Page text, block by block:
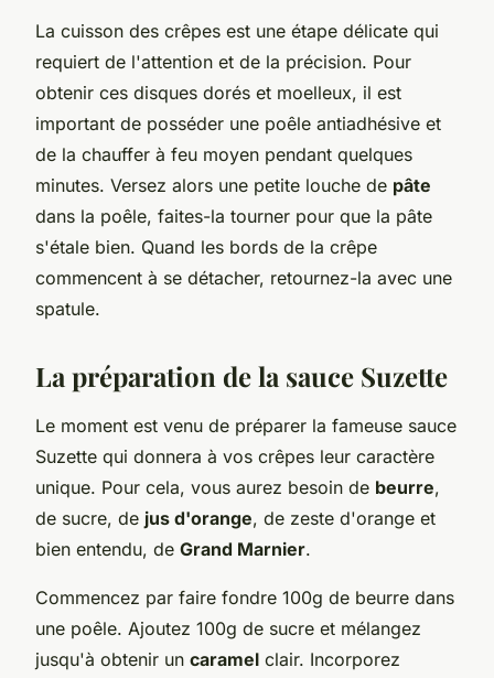
La cuisson des crêpes est une étape délicate qui
requiert de l'attention et de la précision. Pour
obtenir ces disques dorés et moelleux, il est
important de posséder une poêle antiadhésive et
de la chauffer à feu moyen pendant quelques
minutes. Versez alors une petite louche de pâte
dans la poêle, faites-la tourner pour que la pâte
s'étale bien. Quand les bords de la crêpe
commencent à se détacher, retournez-la avec une
spatule.
La préparation de la sauce Suzette
Le moment est venu de préparer la fameuse sauce
Suzette qui donnera à vos crêpes leur caractère
unique. Pour cela, vous aurez besoin de beurre,
de sucre, de jus d'orange, de zeste d'orange et
bien entendu, de Grand Marnier.
Commencez par faire fondre 100g de beurre dans
une poêle. Ajoutez 100g de sucre et mélangez
jusqu'à obtenir un caramel clair. Incorporez